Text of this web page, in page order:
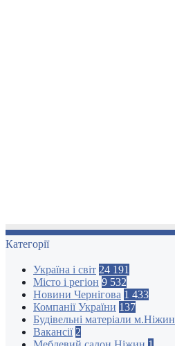
Категорії
Україна і світ 24 191
Місто і регіон 9 532
Новини Чернігова 1 433
Компанії України 137
Будівельні матеріали м.Ніжин
Вакансії 2